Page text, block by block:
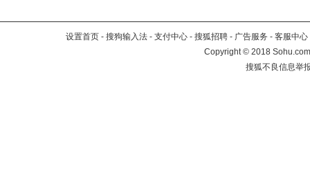
设置首页 - 搜狗输入法 - 支付中心 - 搜狐招聘 - 广告服务 - 客服中心
Copyright©2018
搜狐不良信息举